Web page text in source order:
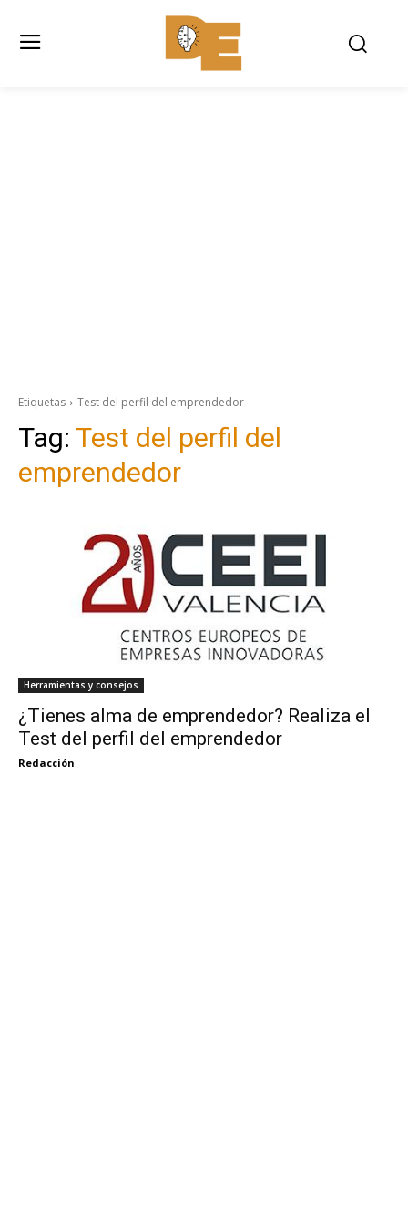
Etiquetas Test del perfil del emprendedor
Tag: Test del perfil del
emprendedor
Herramientas y consejos
¿Tienes alma de emprendedor? Realiza el
Test del perfil del emprendedor
Redacción